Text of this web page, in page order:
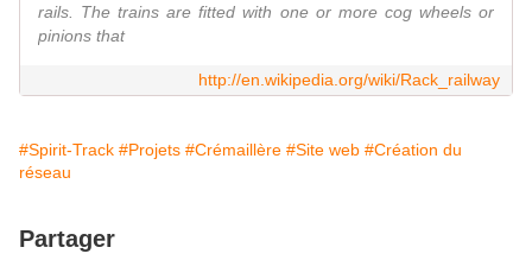
rails. The trains are fitted with one or more cog wheels or
pinions that
http://en.wikipedia.org/wiki/Rack_railway
#Spirit-Track #Projets #Crémaillère #Site web #Création du
réseau
Partager